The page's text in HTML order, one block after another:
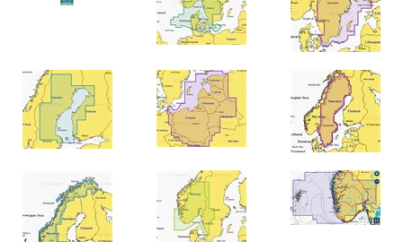
Minn Kota - elmotorer
Volvo Penta Servicedelar
Yanmar Servicedelar
Yamaha Servicedelar
Lowrance